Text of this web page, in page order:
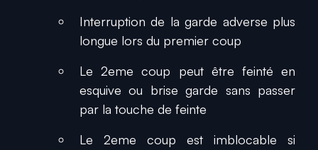
Interruption de la garde adverse plus
longue lors du premier coup
Le 2eme coup peut être feinté en
esquive ou brise garde sans passer
par la touche de feinte
Le 2eme coup est imblocable si